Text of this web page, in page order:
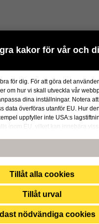
kakor för vår och
för dig. För att göra det
om hur vi skall utveckla vår
dina inställningar. Notera
data överföras utanför EU. Hur
uppfyller inte USA:s
inom EU, vilket kan innebära
kan dock vara svårt eller omöjligt
personuppgifter som de
land.
Tillåt alla cookies
Tillåt urval
nödvändiga cookies
som hjälper företag